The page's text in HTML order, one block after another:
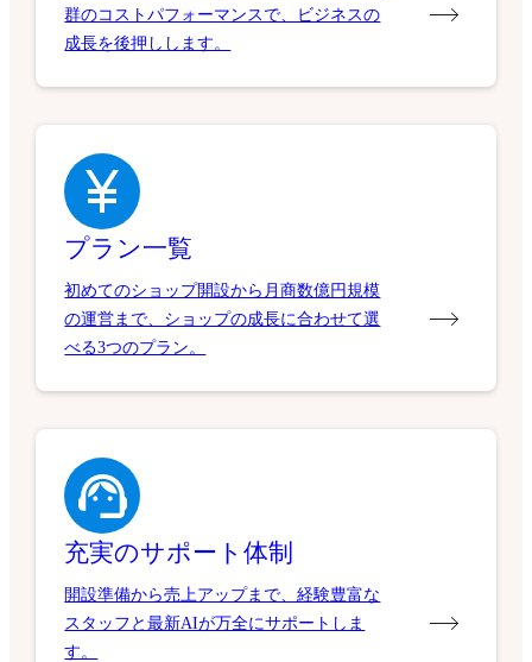
群のコストパフォーマンスで、ビジネスの
成長を後押しします。
プラン一覧
初めてのショップ開設から月商数億円規模
の運営まで、ショップの成長に合わせて選
べる3つのプラン。
充実のサポート体制
開設準備から売上アップまで、経験豊富な
スタッフと最新AIが万全にサポートしま
す。